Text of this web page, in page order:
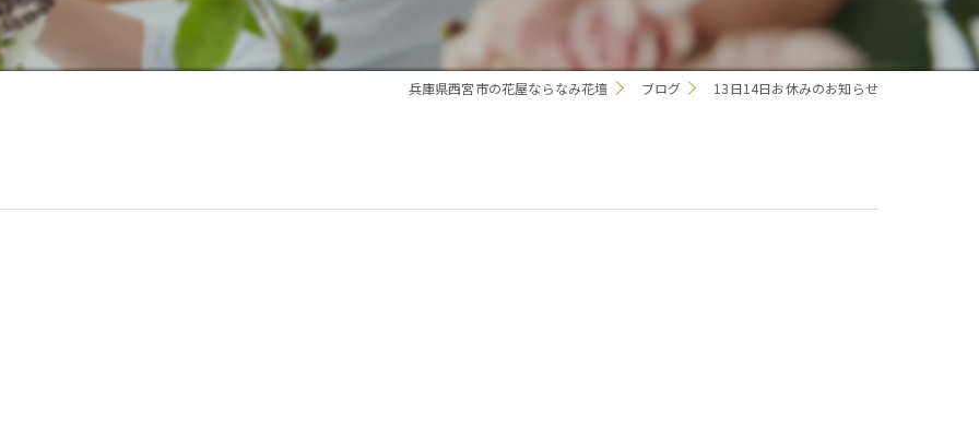
誕生日
兵庫県西宮市の花屋ならなみ花壇 ブログ 13日14日お休みのお知らせ